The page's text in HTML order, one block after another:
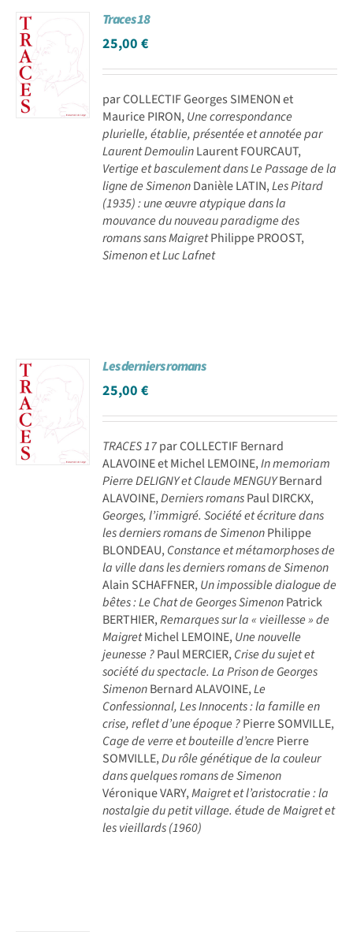
Traces 18
25,00€
par COLLECTIF Georges SIMENON et
Maurice PIRON,Une correspondance
plurielle, établie, présentée et annotée par
Laurent DemoulinLaurent FOURCAUT,
Vertige et basculement dans Le Passage de la
ligne de SimenonDanièle LATIN,Les Pitard
(1935) : une œuvre atypique dans la
mouvance du nouveau paradigme des
romans sans MaigretPhilippe PROOST,
Simenon et Luc Lafnet
Les derniers romans
25,00€
TRACES 17par COLLECTIF Bernard
ALAVOINE et Michel LEMOINE,In memoriam
Pierre DELIGNY et Claude MENGUYBernard
ALAVOINE,Derniers romansPaul DIRCKX,
Georges, l’immigré. Société et écriture dans
les derniers romans de SimenonPhilippe
BLONDEAU,Constance et métamorphoses de
la ville dans les derniers romans de Simenon
Alain SCHAFFNER,Un impossible dialogue de
bêtes : Le Chat de Georges SimenonPatrick
BERTHIER,Remarques sur la « vieillesse » de
MaigretMichel LEMOINE,Une nouvelle
jeunesse ?Paul MERCIER,Crise du sujet et
société du spectacle. La Prison de Georges
SimenonBernard ALAVOINE,Le
Confessionnal, Les Innocents : la famille en
crise, reflet d’une époque ?Pierre SOMVILLE,
Cage de verre et bouteille d’encre Pierre
SOMVILLE,Du rôle génétique de la couleur
dans quelques romans de Simenon
Véronique VARY,Maigret et l’aristocratie : la
nostalgie du petit village. étude de Maigret et
les vieillards (1960)